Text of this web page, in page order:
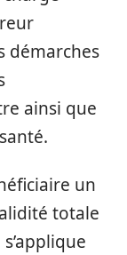
démarches
ainsi que
un
totale